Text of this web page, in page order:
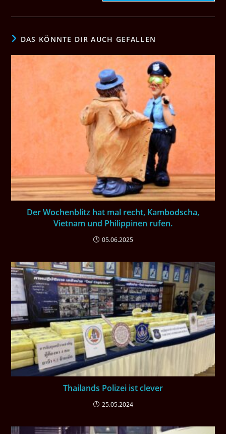
DAS KÖNNTE DIR AUCH GEFALLEN
Der Wochenblitz hat mal recht, Kambodscha,
Vietnam und Philippinen rufen.
05.06.2025
Thailands Polizei ist clever
25.05.2024